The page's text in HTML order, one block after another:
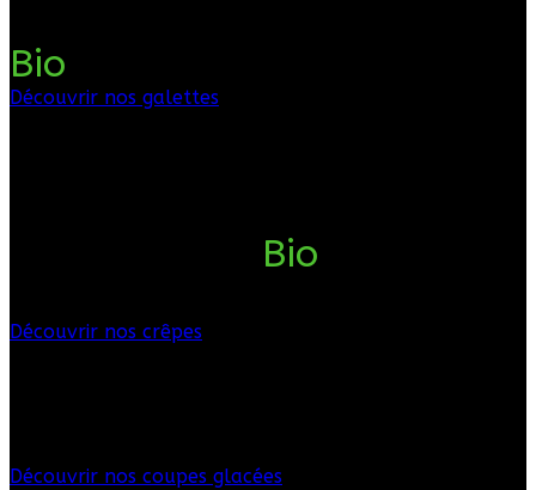
Bio
Découvrir nos galettes
Bio
Découvrir nos crêpes
Découvrir nos coupes glacées